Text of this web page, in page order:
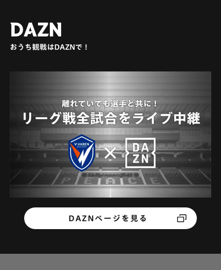
DAZN
おうち観戦はDAZNで！
DAZNページを見る